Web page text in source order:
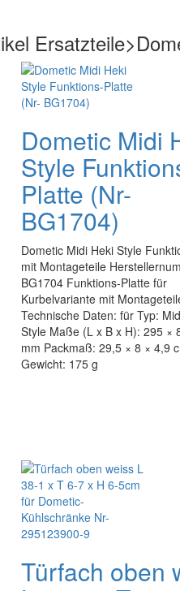
Dometic Midi
Style
Platte (Nr-
BG1704)
Dometic Midi Heki Style
mit Montageteile
BG1704 Funktions-Platte für
Kurbelvariante mit
Technische Daten: für Typ:
Style Maße (L x B x H): 295 ×
mm Packmaß: 29,5 × 8 × 4,9
Gewicht: 175 g
Türfach oben